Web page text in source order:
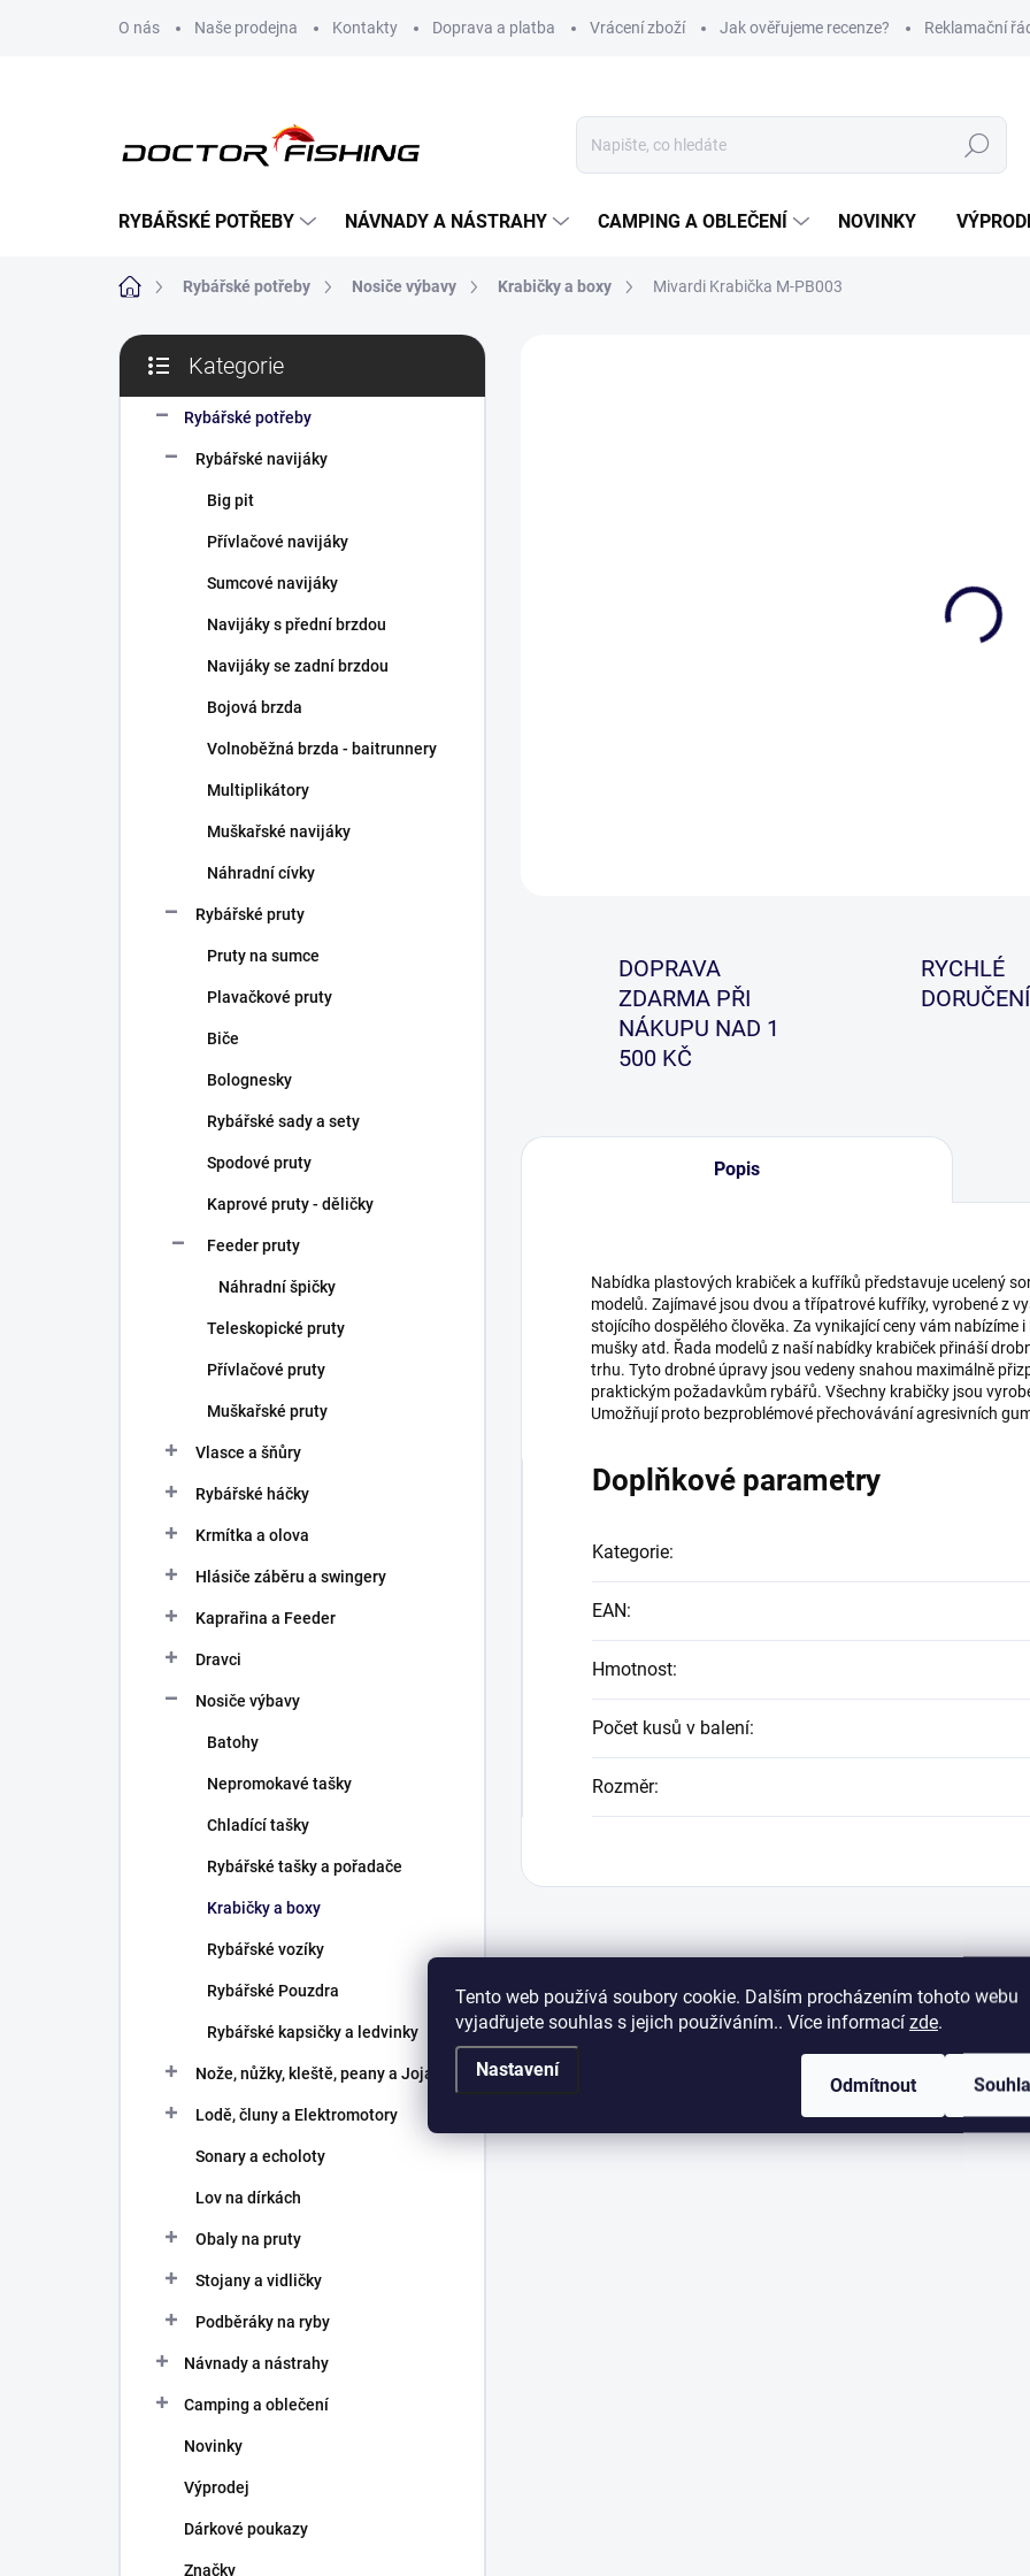
Tento web používá soubory cookie. Dalším procházením tohoto webu
vyjadřujete souhlas s jejich používáním.. Více informací zde.
Nastavení
Odmítnout
O nás Naše prodejna Kontakty Doprava a platba Vrácení zboží Jak ověřujeme recenze? Reklamační
Hledat
RYBÁŘSKÉ POTŘEBY NÁVNADY A NÁSTRAHY CAMPING A OBLEČENÍ NOVINKY
Domů Rybářské potřeby Nosiče výbavy Krabičky a boxy Mivardi Krabička M-PB003
P
s
kategorie
Kategorie
Rybářské potřeby
Rybářské navijáky
Big pit
Přívlačové navijáky
Sumcové navijáky
Navijáky s přední brzdou
Navijáky se zadní brzdou
Bojová brzda
Volnoběžná brzda - baitrunnery
Multiplikátory
Muškařské navijáky
Náhradní cívky
Rybářské pruty
Pruty na sumce
Plavačkové pruty
Biče
Bolognesky
Rybářské sady a sety
Spodové pruty
Kaprové pruty - děličky
Feeder pruty
Náhradní špičky
Teleskopické pruty
Přívlačové pruty
Muškařské pruty
Vlasce a šňůry
Rybářské háčky
Krmítka a olova
Hlásiče záběru a swingery
Kaprařina a Feeder
Dravci
Nosiče výbavy
Batohy
Nepromokavé tašky
Chladící tašky
Rybářské tašky a pořadače
Krabičky a boxy
Rybářské vozíky
Rybářské Pouzdra
Rybářské kapsičky a ledvinky
Nože, nůžky, kleště, peany a Joja
Lodě, čluny a Elektromotory
Sonary a echoloty
Lov na dírkách
Obaly na pruty
Stojany a vidličky
Podběráky na ryby
Návnady a nástrahy
Camping a oblečení
Novinky
Výprodej
Dárkové poukazy
Značky
DOPRAVA
ZDARMA PŘI
NÁKUPU NAD 1
500 KČ
RYCHLÉ
DORUČENÍ
Popis
Nabídka plastových krabiček a kufříků představuje ucelený
modelů. Zajímavé jsou dvou a třípatrové kufříky, vyrobené z
stojícího dospělého člověka. Za vynikající ceny vám nabízíme
mušky atd. Řada modelů z naší nabídky krabiček přináší
trhu. Tyto drobné úpravy jsou vedeny snahou maximálně
praktickým požadavkům rybářů. Všechny krabičky jsou
Umožňují proto bezproblémové přechovávání agresivních
Doplňkové parametry
Kategorie:
EAN:
Hmotnost:
Počet kusů v balení:
Rozměr: